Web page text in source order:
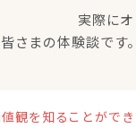
実際に
皆さまの体験談です
観を知ることがで